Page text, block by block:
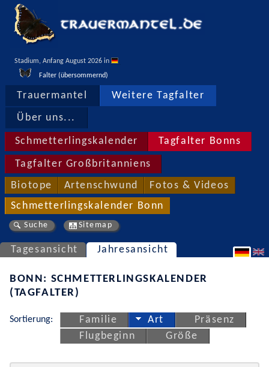
Stadium, Anfang August 2026 in
Falter (übersommernd)
Trauermantel Weitere Tagfalter
Über uns...
Schmetterlingskalender Tagfalter Bonns
Tagfalter Großbritanniens
Biotope Artenschwund Fotos & Videos
Schmetterlingskalender Bonn
Suche Sitemap
Tagesansicht Jahresansicht
BONN: SCHMETTERLINGSKALENDER
(TAGFALTER)
Sortierung: Familie Art
Präsenz
Flugbeginn
Größe